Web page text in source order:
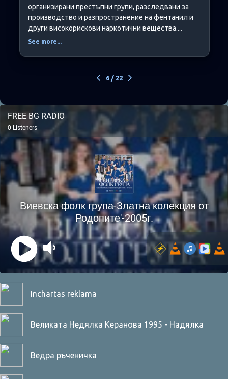
организирани престъпни групи, разследвани за
производство и разпространение на фентанил и
други високорискови наркотични вещества....
See more...
6 / 22
Inchartas reklama
Великата Недялка Керанова 1995 - Надялка
Ведра ръченичка